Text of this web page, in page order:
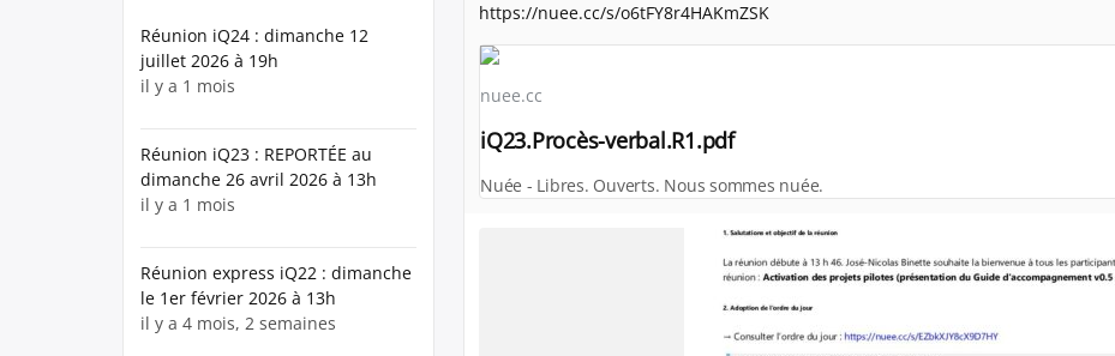
https://nuee.cc/s/o6tFY8r4HAKmZSK
nuee.cc
iQ23.Procès-verbal.R1.pdf
Nuée - Libres. Ouverts. Nous sommes nuée.
Réunion iQ24 : dimanche 12
juillet 2026 à 19h
il y a 1 mois
Réunion iQ23 : REPORTÉE au
dimanche 26 avril 2026 à 13h
il y a 1 mois
Réunion express iQ22 : dimanche
le 1er février 2026 à 13h
il y a 4 mois, 2 semaines